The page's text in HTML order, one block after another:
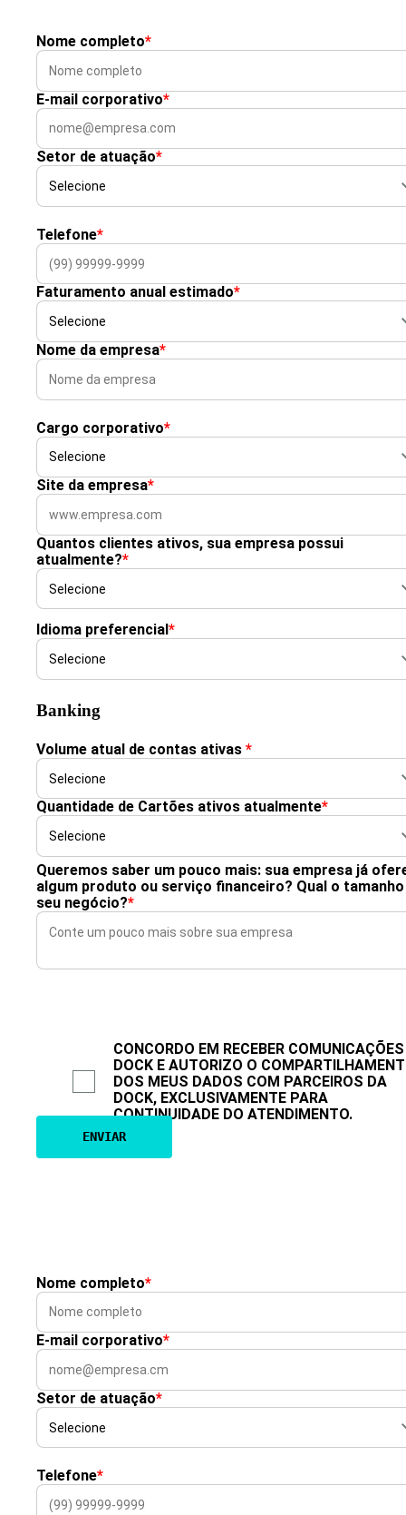
Nome completo*
E-mail corporativo*
Setor de atuação*
Telefone*
Faturamento anual estimado*
Nome da empresa*
Cargo corporativo*
Site da empresa*
Quantos clientes ativos, sua empresa possui
atualmente?*
Idioma preferencial *
Banking
Volume atual de contas ativas *
Quantidade de Cartões ativos atualmente*
Queremos saber um pouco mais: sua empresa já
algum produto ou serviço financeiro? Qual o
seu negócio?*
CONCORDO EM RECEBER
DOCK E AUTORIZO O
DOS MEUS DADOS COM PARCEIROS DA
DOCK, EXCLUSIVAMENTE PARA
CONTINUIDADE DO ATENDIMENTO.
Nome completo*
E-mail corporativo*
Setor de atuação*
Telefone*